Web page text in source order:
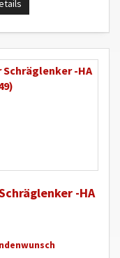
-HA